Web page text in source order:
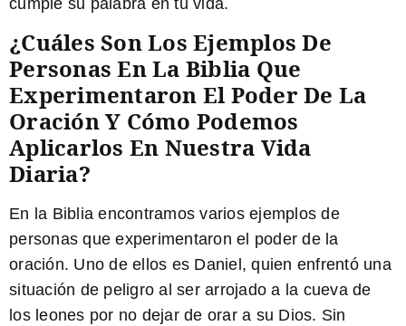
¿Cuáles Son Los Ejemplos De
Personas En La Biblia Que
Experimentaron El Poder De La
Oración Y Cómo Podemos
Aplicarlos En Nuestra Vida
Diaria?
En la Biblia encontramos varios ejemplos de
personas que experimentaron el poder de la
oración. Uno de ellos es Daniel, quien enfrentó una
situación de peligro al ser arrojado a la cueva de
los leones por no dejar de orar a su Dios. Sin